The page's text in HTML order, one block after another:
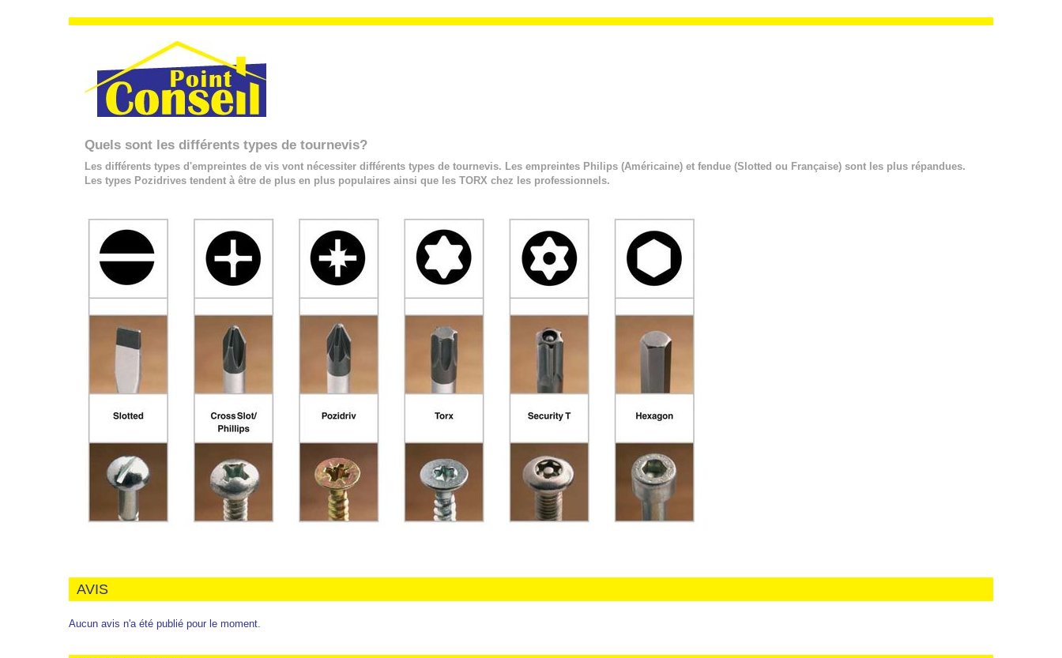
Quels sont les différents types de tournevis?
Les différents types d'empreintes de vis vont nécessiter différents types de tournevis. Les empreintes Philips (Américaine) et fendue (Slotted ou Française) sont les plus répandues.
Les types Pozidrives tendent à être de plus en plus populaires ainsi que les TORX chez les professionnels.
AVIS
Aucun avis n'a été publié pour le moment.